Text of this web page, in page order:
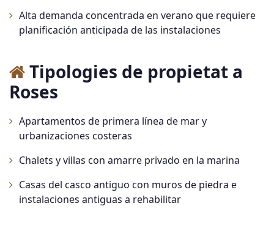
Alta demanda concentrada en verano que requiere
planificación anticipada de las instalaciones
Tipologies de propietat a
Roses
Apartamentos de primera línea de mar y
urbanizaciones costeras
Chalets y villas con amarre privado en la marina
Casas del casco antiguo con muros de piedra e
instalaciones antiguas a rehabilitar